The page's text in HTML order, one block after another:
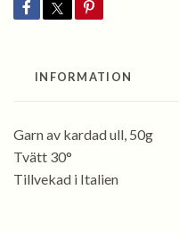
INFORMATION
Garn av kardad ull, 50g
Tvätt 30°
Tillvekad i Italien